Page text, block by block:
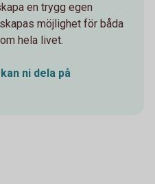
en trygg egen
möjlighet för båda
hela livet.
ni dela på